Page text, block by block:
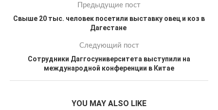
Предыдущие пост
Свыше 20 тыс. человек посетили выставку овец и коз в
Дагестане
Следующий пост
Сотрудники Даггосуниверситета выступили на
международной конференции в Китае
YOU MAY ALSO LIKE